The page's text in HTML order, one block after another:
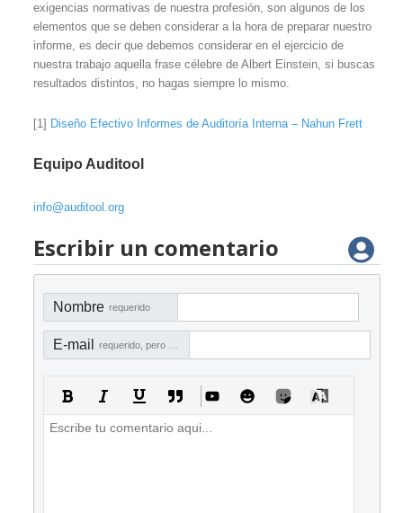
exigencias normativas de nuestra profesión, son algunos de los
elementos que se deben considerar a la hora de preparar nuestro
informe, es decir que debemos considerar en el ejercicio de
nuestra trabajo aquella frase célebre de Albert Einstein, si buscas
resultados distintos, no hagas siempre lo mismo.
[1] Diseño Efectivo Informes de Auditoría Interna – Nahun Frett
Equipo Auditool
info@auditool.org
Escribir un comentario
Nombre requerido
E-mail